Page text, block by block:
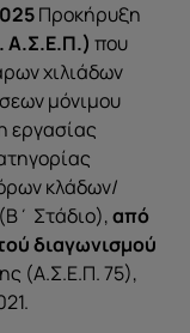
Προκήρυξη
Α.Σ.Ε.Π.) που
χιλιάδων
μόνιμου
εργασίας
κλάδων/
Στάδιο),από
διαγωνισμού
(Α.Σ.Ε.Π. 75),